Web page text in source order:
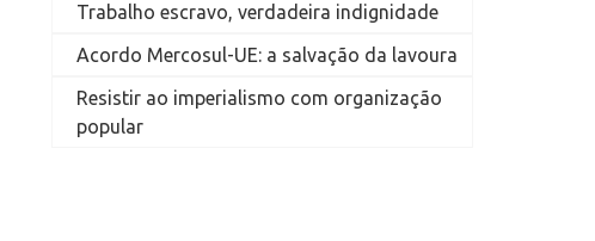
Trabalho escravo, verdadeira indignidade
Acordo Mercosul-UE: a salvação da lavoura
Resistir ao imperialismo com organização
popular